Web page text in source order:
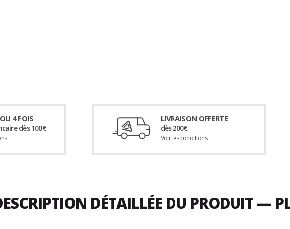
4 FOIS
dès 100€
LIVRAISON OFFERTE
dès 200€
Voir les conditions
DÉTAILLÉE DU PRODUIT —